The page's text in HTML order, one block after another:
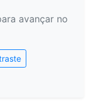
avançar no